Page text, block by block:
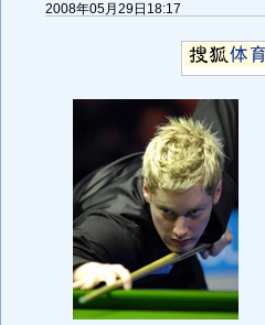
2008年05月29日18:17